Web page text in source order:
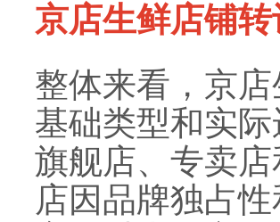
京店生鲜店铺
整体来看，京
基础类型和实
旗舰店、专卖
店因品牌独占